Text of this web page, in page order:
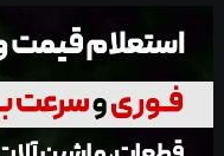
شبکه های اجتماعی